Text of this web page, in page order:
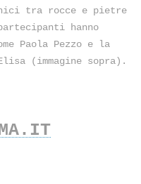
tra rocce e pietre
hanno
Paola Pezzo e la
(immagine sopra).